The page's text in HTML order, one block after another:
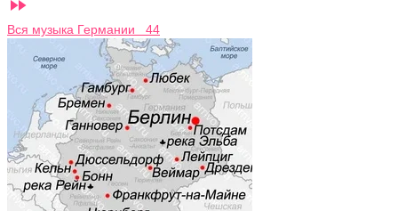

Вся музыка Германии 44